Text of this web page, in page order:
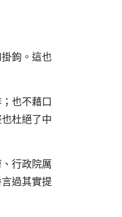
鉤。這也
也不藉口
杜絕了中
行政院厲
過其實提